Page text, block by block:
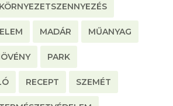
KÖRNYEZETSZENNYEZÉS
MADÁR MŰANYAG
PARK
RECEPT SZEMÉT